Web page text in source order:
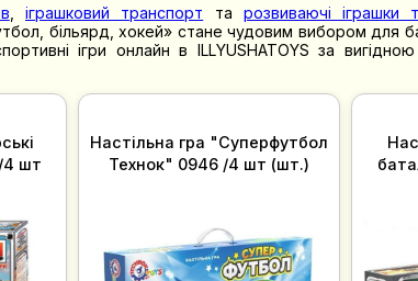
іграшковий транспорт та розвиваючі іграшки
більярд, хокей» стане чудовим вибором для
ігри онлайн в ILLYUSHATOYS за
/4 шт
Настільна гра "Суперфутбол
Технок" 0946 /4 шт (шт.)